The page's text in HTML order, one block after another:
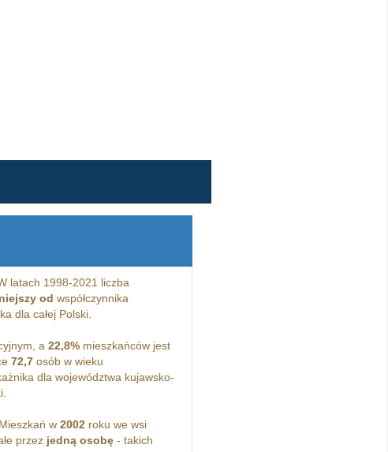
latach 1998-2021 liczba
od współczynnika
dla całej Polski.
a 22,8%mieszkańców jest
72,7osób w wieku
dla województwa kujawsko-
w 2002roku we wsi
przez jedną osobę- takich